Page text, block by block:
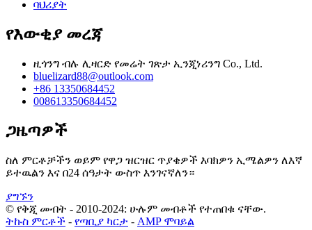
ባህሪያት
የእውቂያ መረጃ
ዚጎንግ ብሉ ሊዛርድ የመሬት ገጽታ ኢንጂነሪንግ Co., Ltd.
bluelizard88@outlook.com
+86 13350684452
008613350684452
ጋዜጣዎች
ስለ ምርቶቻችን ወይም የዋጋ ዝርዝር ጥያቄዎች እባክዎን ኢሜልዎን ለእኛ
ይተዉልን እና በ24 ሰዓታት ውስጥ እንገናኛለን።
ያግኙን
© የቅጂ መብት - 2010-2024: ሁሉም መብቶች የተጠበቁ ናቸው.
ትኩስ ምርቶች - የጣቢያ ካርታ - AMP ሞባይል